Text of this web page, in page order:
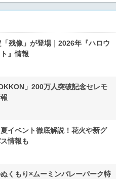
残像」が登場｜2026年『ハロウ
』情報
」200万人突破記念セレモ
イベント徹底解説！花火や新グ
情報も
くもり×ムーミンバレーパーク特